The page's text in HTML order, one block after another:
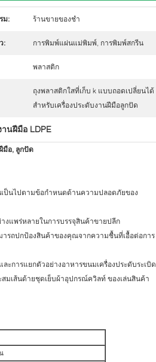
ม: ร้านขายของชำ
: การพิมพ์แผ่นแม่พิมพ์, การพิมพ์สกรีน
พลาสติก
ถุงพลาสติกใสที่เก็บ k แบบถอดเปลี่ยนได้
สำหรับเครื่องประดับงานฝีมือลูกปัด
นฝีมือ LDPE
มือ, ลูกปัด
เป็นไปตามข้อกำหนดด้านความปลอดภัยของ
งแพร่หลายในการบรรจุสินค้าขายปลีก
ารถปกป้องสินค้าของคุณจากความชื้นที่เอื้อต่อการ
ะการแยกตัวอย่างอาหารขนมเครื่องประดับระเบิด
มเส้นด้ายชุดเย็บผ้าอุปกรณ์ควิลท์ ของเล่นสินค้า